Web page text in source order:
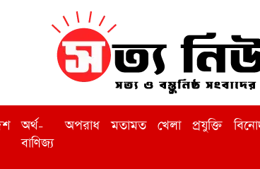
অর্থ-
বাণিজ্য
অপরাধ মতামত খেলা প্রযুক্তি